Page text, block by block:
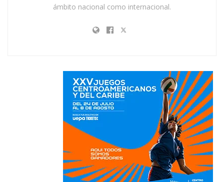
ámbito nacional como internacional.